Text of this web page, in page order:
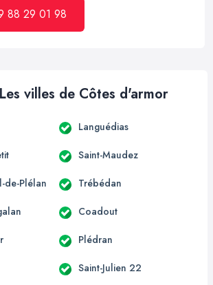
88 29 01 98
villes de Côtes d'armor
Languédias
Saint-Maudez
de-Plélan Trébédan
Coadout
Plédran
Saint-Julien 22